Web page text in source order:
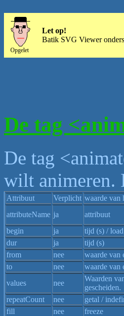
Let op!
Batik SVG Viewer
De tag
De tag
wilt animeren.
Attribuut Verplicht waarde van
attributeName ja
attribuut
begin
ja
tijd (s) /
dur
ja
tijd (s)
from
nee
waarde van
to
nee
waarde van
values
nee
Waarden
gescheiden.
repeatCount
nee
getal /
fill
nee
freeze